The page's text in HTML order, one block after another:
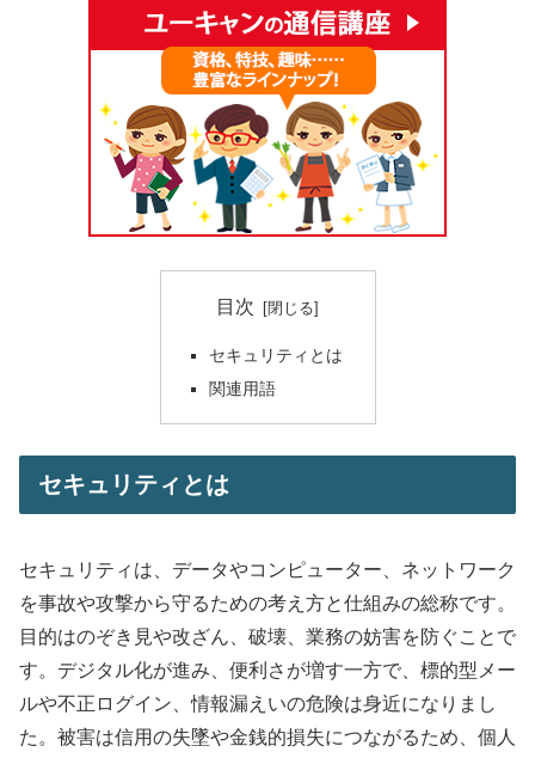
目次
セキュリティとは
関連用語
セキュリティとは
セキュリティは、データやコンピューター、ネットワーク
を事故や攻撃から守るための考え方と仕組みの総称です。
目的はのぞき見や改ざん、破壊、業務の妨害を防ぐことで
す。デジタル化が進み、便利さが増す一方で、標的型メー
ルや不正ログイン、情報漏えいの危険は身近になりまし
た。被害は信用の失墜や金銭的損失につながるため、個人